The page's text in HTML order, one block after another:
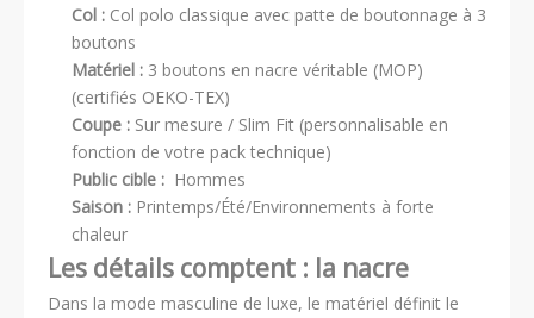
Col : Col polo classique avec patte de boutonnage à 3
boutons
Matériel : 3 boutons en nacre véritable (MOP)
(certifiés OEKO-TEX)
Coupe : Sur mesure / Slim Fit (personnalisable en
fonction de votre pack technique)
Public cible : Hommes
Saison : Printemps/Été/Environnements à forte
chaleur
Les détails comptent : la nacre
Dans la mode masculine de luxe, le matériel définit le